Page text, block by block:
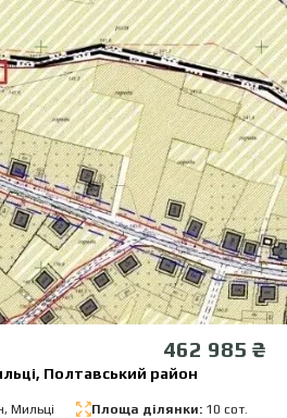
462 985 ₴
Полтавський район
Мильці Площа ділянки: 10 сот.